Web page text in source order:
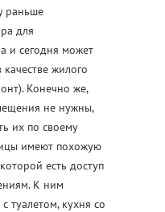
раньше
для
и сегодня может
жилого
Конечно же,
не нужны,
их по своему
имеют похожую
есть доступ
К ним
туалетом, кухня со